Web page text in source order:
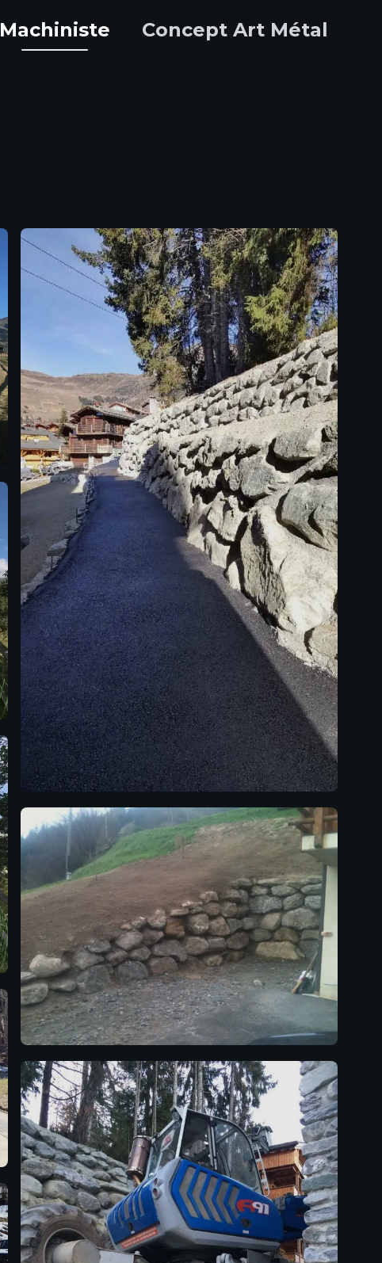
Machiniste Concept Art Métal